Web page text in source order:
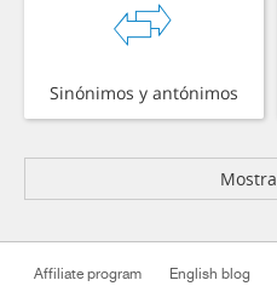
Sinónimos y antónimos
Affiliate program English blog